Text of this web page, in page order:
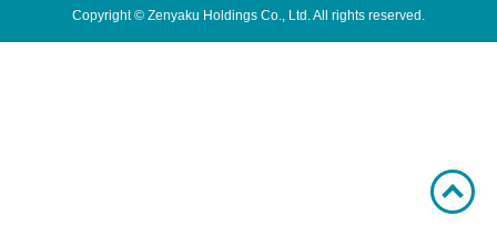
Copyright © Zenyaku Holdings Co., Ltd. All rights reserved.